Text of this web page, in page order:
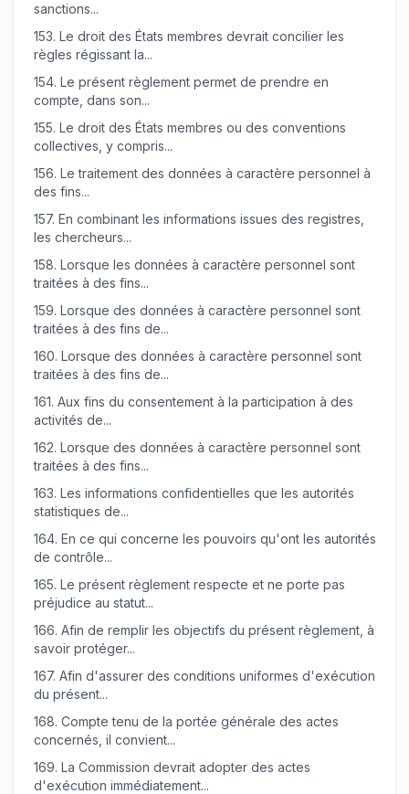
sanctions...
153. Le droit des États membres devrait concilier les
règles régissant la...
154. Le présent règlement permet de prendre en
compte, dans son...
155. Le droit des États membres ou des conventions
collectives, y compris...
156. Le traitement des données à caractère personnel à
des fins...
157. En combinant les informations issues des registres,
les chercheurs...
158. Lorsque les données à caractère personnel sont
traitées à des fins...
159. Lorsque des données à caractère personnel sont
traitées à des fins de...
160. Lorsque des données à caractère personnel sont
traitées à des fins de...
161. Aux fins du consentement à la participation à des
activités de...
162. Lorsque des données à caractère personnel sont
traitées à des fins...
163. Les informations confidentielles que les autorités
statistiques de...
164. En ce qui concerne les pouvoirs qu'ont les autorités
de contrôle...
165. Le présent règlement respecte et ne porte pas
préjudice au statut...
166. Afin de remplir les objectifs du présent règlement, à
savoir protéger...
167. Afin d'assurer des conditions uniformes d'exécution
du présent...
168. Compte tenu de la portée générale des actes
concernés, il convient...
169. La Commission devrait adopter des actes
d'exécution immédiatement...